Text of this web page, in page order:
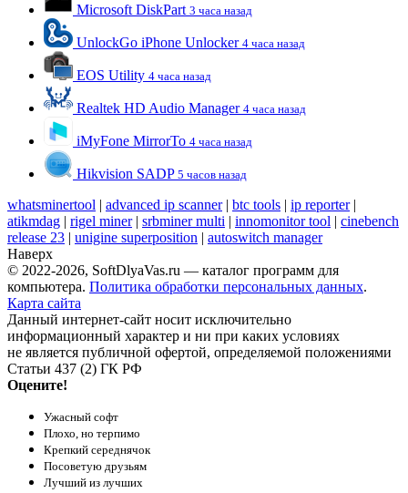
Microsoft DiskPart 3 часа назад
UnlockGo iPhone Unlocker 4 часа назад
EOS Utility 4 часа назад
Realtek HD Audio Manager 4 часа назад
iMyFone MirrorTo 4 часа назад
Hikvision SADP 5 часов назад
whatsminertool | advanced ip scanner| btc tools | ip reporter|
atikmdag | rigel miner| srbminer multi | innomonitor tool | cinebench
release 23 | unigine superposition | autoswitch manager
Наверх
© 2022-2026, SoftDlyaVas.ru — каталог программ для
компьютера. Политика обработки персональных данных.
Карта сайта
Данный интернет-сайт носит исключительно
информационный характер и ни при каких условиях
не является публичной офертой, определяемой положениями
Статьи 437 (2) ГК РФ
Оцените!
Ужасный софт
Плохо, но терпимо
Крепкий середнячок
Посоветую друзьям
Лучший из лучших